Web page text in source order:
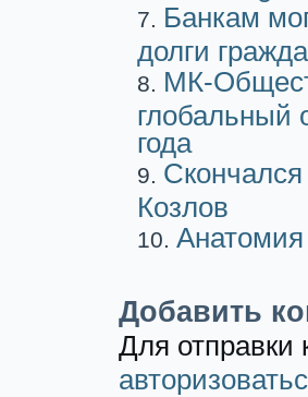
Банкам
долги
МК-
глобальный
года
Козлов
Анатомия
Добавить
Для отправки